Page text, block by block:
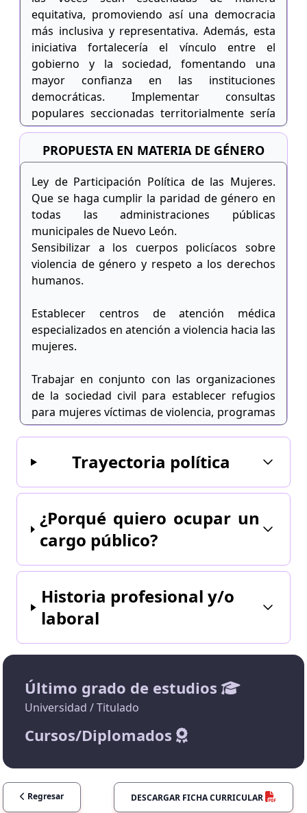
equitativa, promoviendo así una democracia
más inclusiva y representativa. Además, esta
iniciativa fortalecería el vínculo entre el
gobierno y la sociedad, fomentando una
mayor confianza en las instituciones
democráticas. Implementar consultas
populares seccionadas territorialmente sería
un paso significativo hacia un proceso de
toma de decisiones más transparente y
participativo en nuestro estado.
PROPUESTA EN MATERIA DE GÉNERO
Ley de Participación Política de las Mujeres.
Que se haga cumplir la paridad de género en
todas las administraciones públicas
municipales de Nuevo León.
Sensibilizar a los cuerpos policíacos sobre
violencia de género y respeto a los derechos
humanos.
Establecer centros de atención médica
especializados en atención a violencia hacia las
mujeres.
Trabajar en conjunto con las organizaciones
de la sociedad civil para establecer refugios
para mujeres víctimas de violencia, programas
de
asesoría jurídica y apoyo psicológico.
Trayectoria política
¿Porqué quiero ocupar un
cargo público?
Historia profesional y/o
laboral
Último grado de estudios
Universidad / Titulado
Cursos/Diplomados
Regresar DESCARGAR FICHA CURRICULAR